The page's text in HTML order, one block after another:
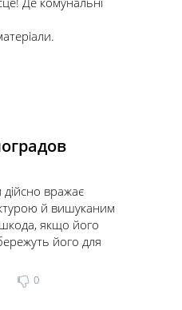
вражає
й вишуканим
якщо його
його для
0